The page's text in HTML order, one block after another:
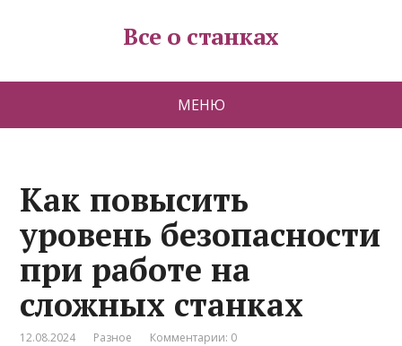
Все о станках
МЕНЮ
Как повысить
уровень безопасности
при работе на
сложных станках
12.08.2024 Разное Комментарии: 0